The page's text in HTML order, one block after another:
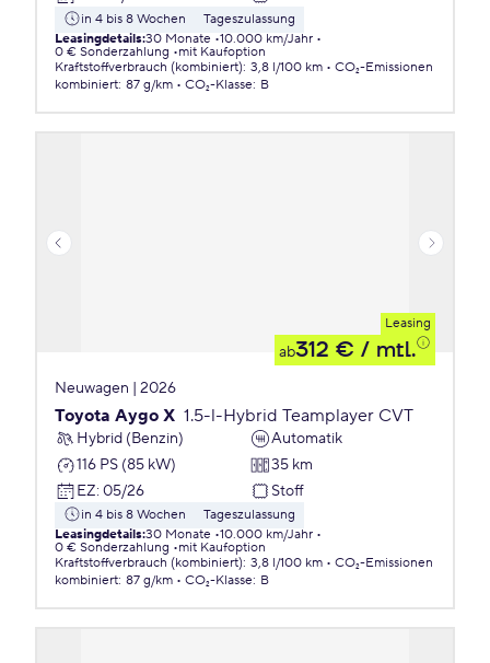
in 4 bis 8 Wochen
Tageszulassung
Leasingdetails:30 Monate 10.000 km/Jahr
0 € Sonderzahlung
mit Kaufoption
Kraftstoffverbrauch (kombiniert): 3,8 l/100 km
CO₂-Emissionen
kombiniert: 87 g/km CO₂-Klasse: B
Leasing
ab312 € / mtl.
Neuwagen | 2026
Toyota Aygo X 1.5-l-Hybrid Teamplayer CVT
Hybrid (Benzin)
Automatik
116 PS (85 kW)
35 km
EZ: 05/26 Stoff
in 4 bis 8 Wochen
Tageszulassung
Leasingdetails:30 Monate 10.000 km/Jahr
0 € Sonderzahlung
mit Kaufoption
Kraftstoffverbrauch (kombiniert): 3,8 l/100 km
CO₂-Emissionen
kombiniert: 87 g/km CO₂-Klasse: B